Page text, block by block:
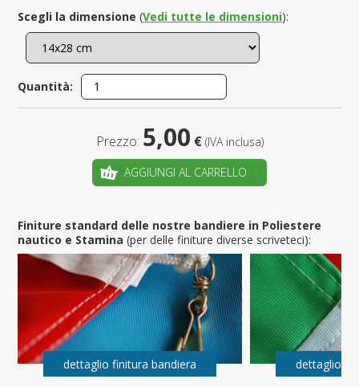
Scegli la dimensione (Vedi tutte le dimensioni):
Quantità:
Prezzo: 5,00 € (IVA inclusa)
AGGIUNGI AL CARRELLO
Finiture standard delle nostre bandiere in Poliestere
nautico e Stamina(per delle finiture diverse scriveteci):
dettaglio finitura bandiera dettaglio